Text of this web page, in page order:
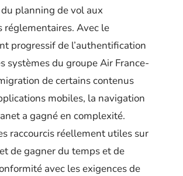
planning de vol aux
réglementaires. Avec le
progressif de l’authentification
systèmes du groupe Air France-
de certains contenus
mobiles, la navigation
a gagné en complexité.
raccourcis réellement utiles sur
de gagner du temps et de
avec les exigences de